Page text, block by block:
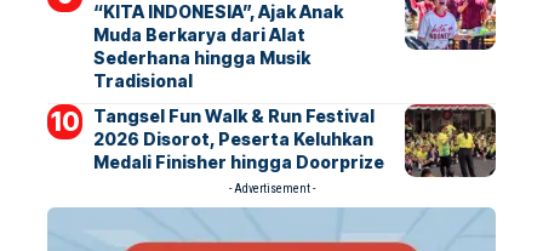
“KITA INDONESIA”, Ajak Anak
Muda Berkarya dari Alat
Sederhana hingga Musik
Tradisional
Tangsel Fun Walk & Run Festival
2026 Disorot, Peserta Keluhkan
Medali Finisher hingga Doorprize
- Advertisement -